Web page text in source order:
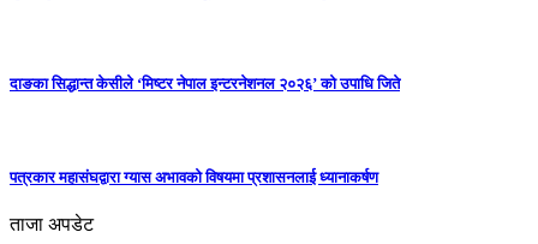
दाङका सिद्धान्त केसीले ‘मिष्टर नेपाल इन्टरनेशनल २०२६’ को उपाधि जिते
पत्रकार महासंघद्वारा ग्यास अभावको विषयमा प्रशासनलाई ध्यानाकर्षण
ताजा अपडेट